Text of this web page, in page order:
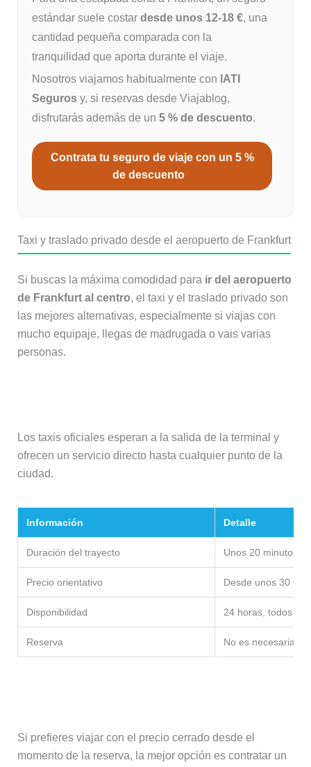
estándar suele costar desde unos 12-18 €, una
cantidad pequeña comparada con la
tranquilidad que aporta durante el viaje.
Nosotros viajamos habitualmente con IATI
Segurosy, si reservas desde Viajablog,
disfrutarás además de un 5 % de descuento.
Contrata tu seguro de viaje con un 5 %
de descuento
Taxi y traslado privado desde el aeropuerto de Frankfurt
Si buscas la máxima comodidad para ir del aeropuerto
de Frankfurt al centro, el taxi y el traslado privado son
las mejores alternativas, especialmente si viajas con
mucho equipaje, llegas de madrugada o vais varias
personas.
Los taxis oficiales esperan a la salida de la terminal y
ofrecen un servicio directo hasta cualquier punto de la
ciudad.
Información Detalle
Duración del trayecto Unos 20 minutos
Precio orientativo Desde unos 30 €
Disponibilidad 24 horas, todos los
Reserva No es necesaria
Si prefieres viajar con el precio cerrado desde el
momento de la reserva, la mejor opción es contratar un